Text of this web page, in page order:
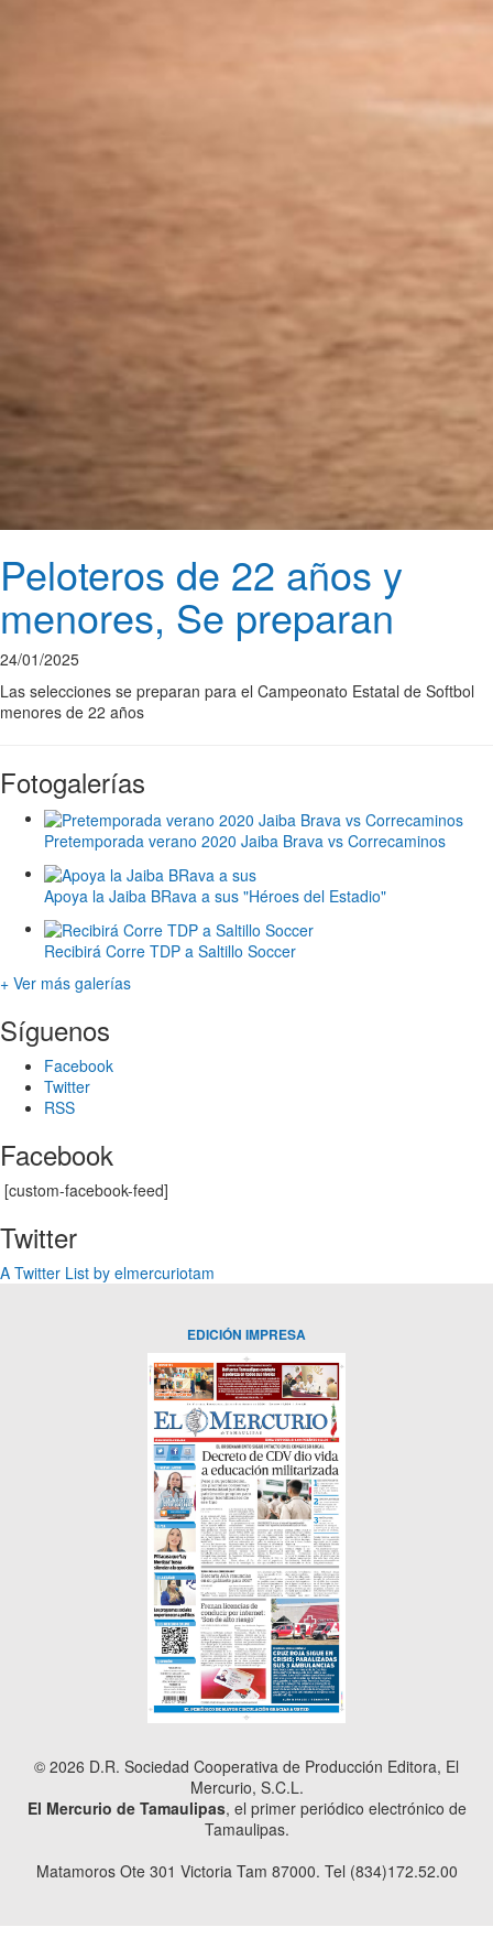
Peloteros de 22 años y
menores, Se preparan
24/01/2025
Las selecciones se preparan para el Campeonato Estatal de Softbol
menores de 22 años
Fotogalerías
Pretemporada verano 2020 Jaiba Brava vs Correcaminos
Apoya la Jaiba BRava a sus "Héroes del Estadio"
Recibirá Corre TDP a Saltillo Soccer
+ Ver más galerías
Síguenos
Facebook
Twitter
RSS
Facebook
[custom-facebook-feed]
Twitter
A Twitter List by elmercuriotam
EDICIÓN IMPRESA
© 2026 D.R. Sociedad Cooperativa de Producción Editora, El
Mercurio, S.C.L.
El Mercurio de Tamaulipas, el primer periódico electrónico de
Tamaulipas.
Matamoros Ote 301 Victoria Tam 87000. Tel (834)172.52.00